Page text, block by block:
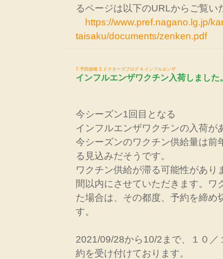
るページは以下のURLからご覧
https://www.pref.nagano.lg.jp/
taisaku/documents/zenken.pdf
7.予防接種 2.ドクターズブログ 4.インフルエンザ
インフルエンザワクチン入荷しました
今シーズン1回目となる
インフルエンザワクチンの入荷が
今シーズンのワクチン供給量は前
る見込みだそうです。
ワクチン供給が滞る可能性があり
間以内にさせていただきます。ワ
た場合は、その都度、予約を締め
す。
2021/09/28から10/2まで、１０／
約を受け付けております。